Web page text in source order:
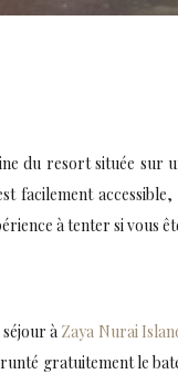
du resort située sur
facilement
à tenter si vous
à Zaya Nurai
gratuitement le